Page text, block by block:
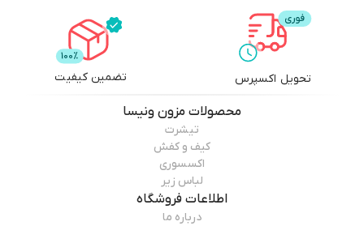
تحویل اکسپرس تضمین کیفیت
محصولات مزون ونیسا
تیشرت
کیف و کفش
اکسسوری
لباس زیر
اطلاعات فروشگاه
درباره ما